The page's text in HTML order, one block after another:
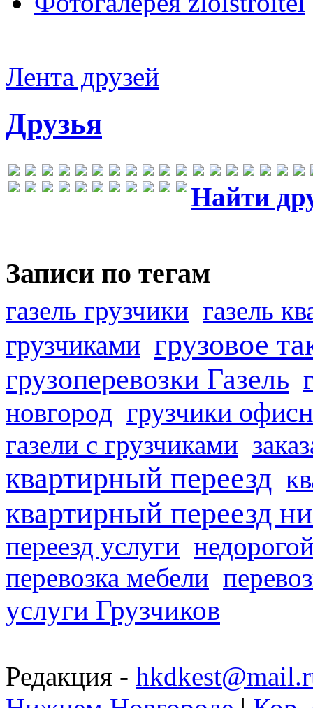
Лента друзей
Друзья
Найти
Записи по тегам
газель грузчики газель
грузчиками грузовое
грузоперевозки Газель
новгород грузчики
газели с грузчиками
квартирный переезд
квартирный переезд
переезд услуги
перевозка мебели
услуги Грузчиков
Редакция -